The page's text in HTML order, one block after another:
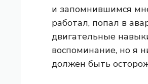
и запомнившимся
работал, попал в
двигательные
воспоминание, но я
должен быть